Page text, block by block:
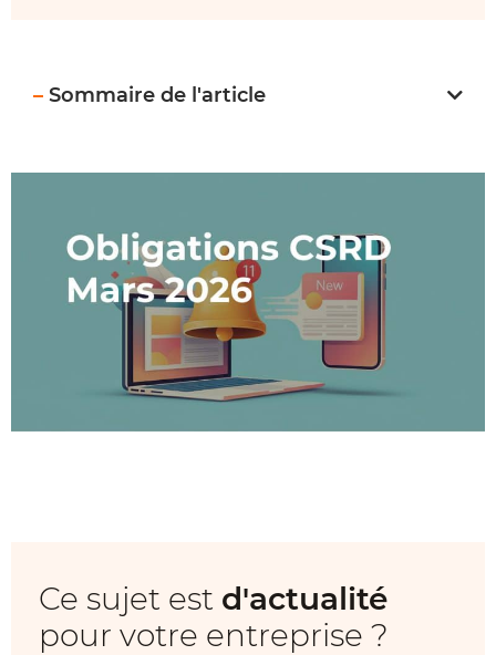
– Sommaire de l'article
Ce sujet est d'actualité
pour votre entreprise ?